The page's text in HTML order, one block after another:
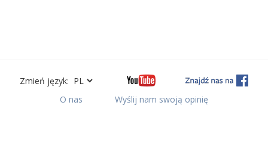
Zmień język:
O nas
Wyślij nam swoją opinię